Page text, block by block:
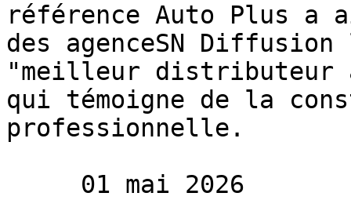
référence Auto Plus a
des agenceSN
"meilleur distributeur
qui témoigne de la
professionnelle.